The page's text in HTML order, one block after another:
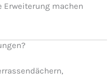
Erweiterung machen